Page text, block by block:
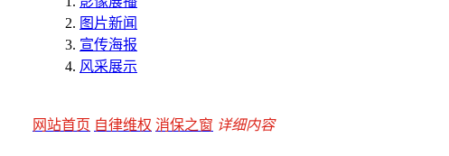
图片新闻
宣传海报
风采展示
网站首页 自律维权 消保之窗 详细内容